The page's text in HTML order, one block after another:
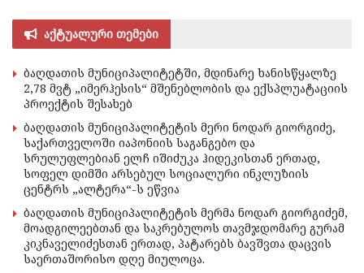
აქტუალური თემები
ბაღდათის მუნიციპალიტეტში, მდინარე ხანისწყალზე
2,78 მვტ „იმერჰესის“ მშენებლობის და ექსპლუატაციის
პროექტის შესახებ
ბაღდათის მუნიციპალიტეტის მერი ნოდარ გიორგიძე,
საქართველოში იაპონიის საგანგებო და
სრულუფლებიან ელჩ იშიძუკა ჰიდეკისთან ერთად,
სოფელ დიმში არსებულ სოციალური ინკლუზიის
ცენტრს „ალტერა“-ს ეწვია
ბაღდათის მუნიციპალიტეტის მერმა ნოდარ გიორგიძემ,
მოადგილეებთან და საკრებულოს თავმჯდომარე გურამ
კიკნაველიძესთან ერთად, პატარებს ბავშვთა დაცვის
საერთაშორისო დღე მიულოცა.